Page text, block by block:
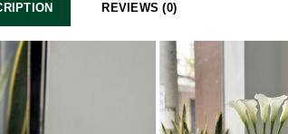
REVIEWS (0)